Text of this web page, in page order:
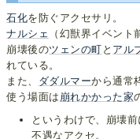
石化を防ぐアクセサリ。
ナルシェ
（幻獣界イベン
崩壊後のツェンの町 と アル
れている。
また、 ダダルマーから通常
使う場面は 崩れかかった家
というわけで、崩壊前
不遇なアクセ。